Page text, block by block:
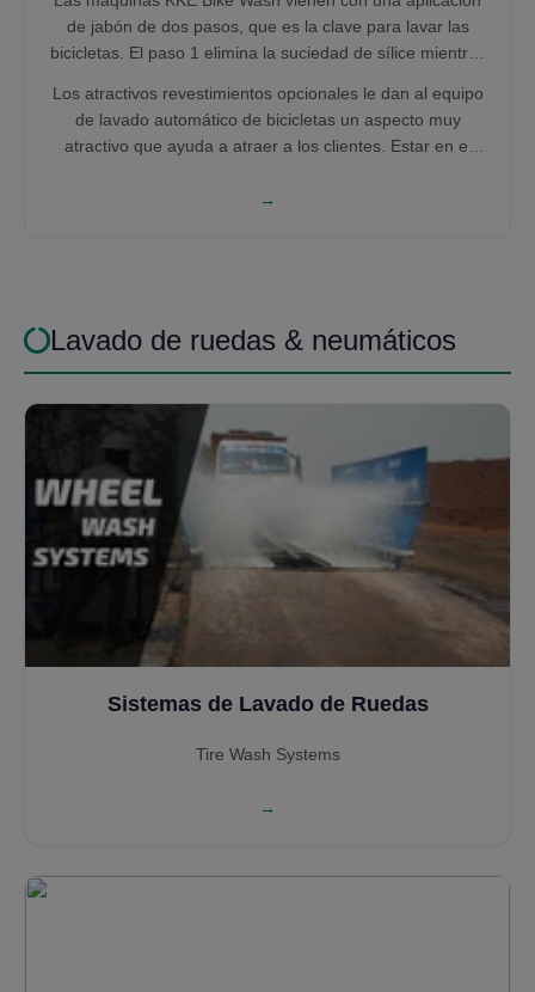
desarrollo para sacar la máquina de lavado de bicicletas
adecuada para usted.
de jabón de dos pasos, que es la clave para lavar las
bicicletas. El paso 1 elimina la suciedad de sílice mientras
Los atractivos revestimientos opcionales le dan al equipo
de lavado automático de bicicletas un aspecto muy
atractivo que ayuda a atraer a los clientes. Estar en el
del uso del agua. La máquina de lavado de bicicletas
→
Lavado de ruedas & neumáticos
Sistemas de Lavado de Ruedas
Tire Wash Systems
→